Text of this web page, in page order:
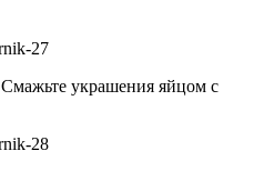
украшения яйцом с